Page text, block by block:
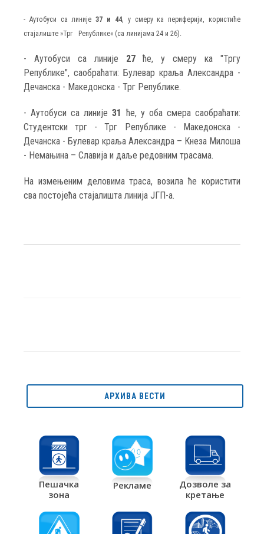
- Аутобуси са линије37 и 44, у смеру ка периферији, користиће
стајалиште »Трг Републике« (са линијама 24 и 26).
- Аутобуси са линије 27ће, у смеру ка "Тргу
Републике", саобраћати: Булевар краља Александра -
Дечанска - Македонска - Трг Републике.
- Аутобуси са линије31ће, у оба смера саобраћати:
Студентски трг - Трг Републике - Македонска -
Дечанска - Булевар краља Александра – Кнеза Милоша
- Немањина – Славија и даље редовним трасама.
На измењеним деловима траса, возила ће користити
сва постојећа стајалишта линија ЈГП-а.
АРХИВА ВЕСТИ
Пешачка
зона
Рекламе
Дозволе за
кретање